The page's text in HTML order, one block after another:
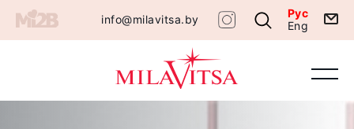
info@milavitsa.by
Рус
Eng